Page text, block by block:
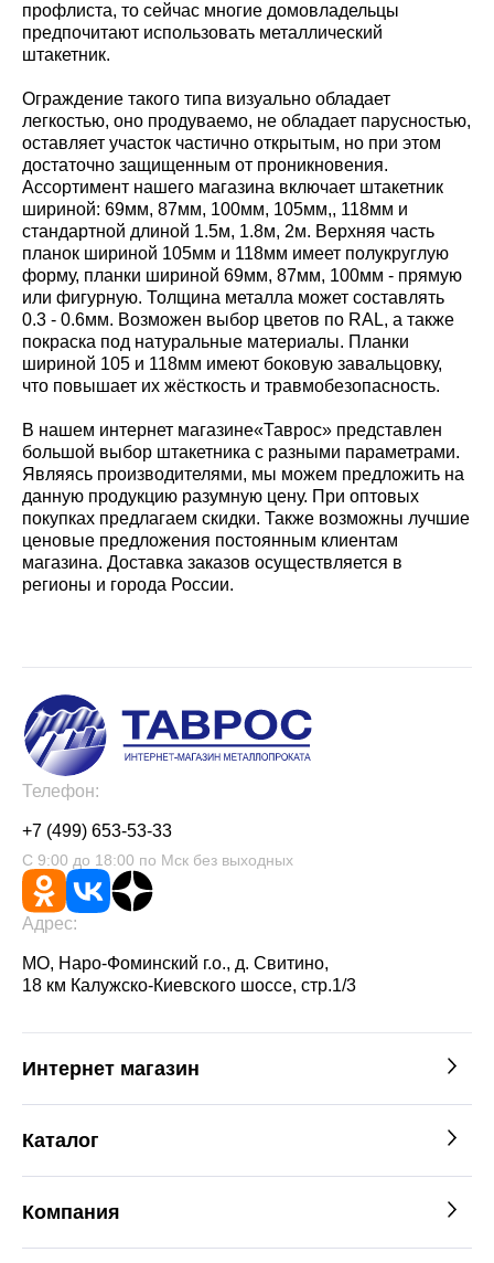
профлиста, то сейчас многие домовладельцы
предпочитают использовать металлический
штакетник.
Ограждение такого типа визуально обладает
легкостью, оно продуваемо, не обладает парусностью,
оставляет участок частично открытым, но при этом
достаточно защищенным от проникновения.
Ассортимент нашего магазина включает штакетник
шириной: 69мм, 87мм, 100мм, 105мм,, 118мм и
стандартной длиной 1.5м, 1.8м, 2м. Верхняя часть
планок шириной 105мм и 118мм имеет полукруглую
форму, планки шириной 69мм, 87мм, 100мм - прямую
или фигурную. Толщина металла может составлять
0.3 - 0.6мм. Возможен выбор цветов по RAL, а также
покраска под натуральные материалы. Планки
шириной 105 и 118мм имеют боковую завальцовку,
что повышает их жёсткость и травмобезопасность.
В нашем интернет магазине«Таврос» представлен
большой выбор штакетника с разными параметрами.
Являясь производителями, мы можем предложить на
данную продукцию разумную цену. При оптовых
покупках предлагаем скидки. Также возможны лучшие
ценовые предложения постоянным клиентам
магазина. Доставка заказов осуществляется в
регионы и города России.
Телефон:
+7 (499) 653-53-33
С 9:00 до 18:00 по Мск без выходных
Адрес:
МО, Наро-Фоминский г.о., д. Свитино,
18 км Калужско-Киевского шоссе, стр.1/3
Интернет магазин
Каталог
Компания